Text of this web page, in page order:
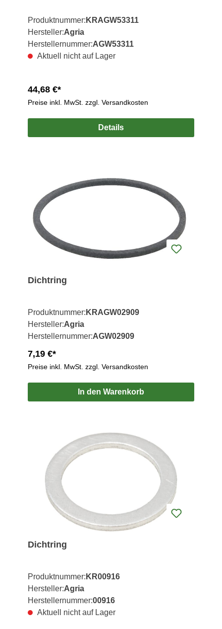
Produktnummer: KRAGW53311
Hersteller:Agria
Herstellernummer:AGW53311
Aktuell nicht auf Lager
44,68 €*
Preise inkl. MwSt. zzgl. Versandkosten
Details
Dichtring
Produktnummer: KRAGW02909
Hersteller:Agria
Herstellernummer:AGW02909
7,19 €*
Preise inkl. MwSt. zzgl. Versandkosten
In den Warenkorb
Dichtring
Produktnummer: KR00916
Hersteller:Agria
Herstellernummer:00916
Aktuell nicht auf Lager